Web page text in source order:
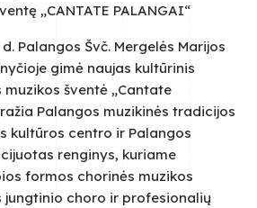
„CANTATE PALANGAI“
d. Palangos Švč. Mergelės Marijos
gimė naujas kultūrinis
muzikos šventė „Cantate
Palangos muzikinės tradicijos
kultūros centro ir Palangos
renginys, kuriame
formos chorinės muzikos
jungtinio choro ir profesionalių